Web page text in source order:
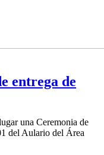
entrega de
una Ceremonia de
del Aulario del Área